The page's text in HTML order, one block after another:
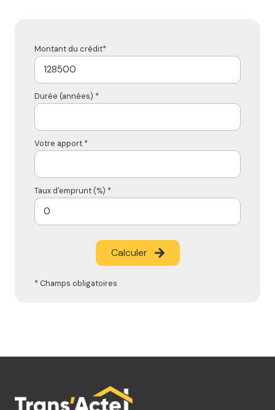
Montant du crédit*
Durée (années) *
Votre apport *
Taux d'emprunt (%) *
Calculer
* Champs obligatoires